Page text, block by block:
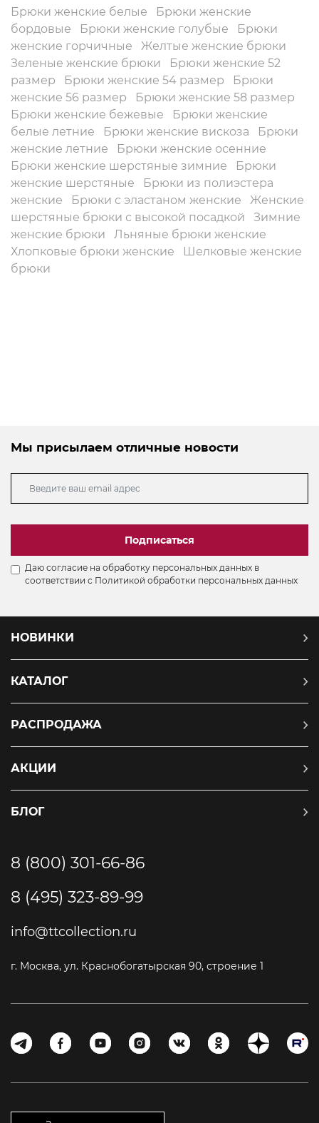
Брюки женские белые
Брюки женские
бордовые
Брюки женские голубые
Брюки
женские горчичные
Желтые женские брюки
Зеленые женские брюки
Брюки женские 52
размер
Брюки женские 54 размер
Брюки
женские 56 размер
Брюки женские 58 размер
Брюки женские бежевые
Брюки женские
белые летние
Брюки женские вискоза
Брюки
женские летние
Брюки женские осенние
Брюки женские шерстяные зимние
Брюки
женские шерстяные
Брюки из полиэстера
женские
Брюки с эластаном женские
Женские
шерстяные брюки с высокой посадкой
Зимние
женские брюки
Льняные брюки женские
Хлопковые брюки женские
Шелковые женские
брюки
Мы присылаем отличные новости
Подписаться
Даю согласие на обработку персональных данных в
соответствии с Политикой обработки персональных данных
НОВИНКИ
КАТАЛОГ
РАСПРОДАЖА
АКЦИИ
БЛОГ
8 (800) 301-66-86
8 (495) 323-89-99
info@ttcollection.ru
г. Москва, ул. Краснобогатырская 90, строение 1